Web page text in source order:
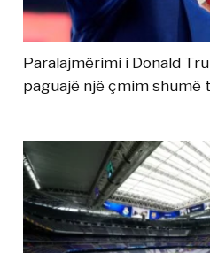
Paralajmërimi i Donald
paguajë një çmim shumë